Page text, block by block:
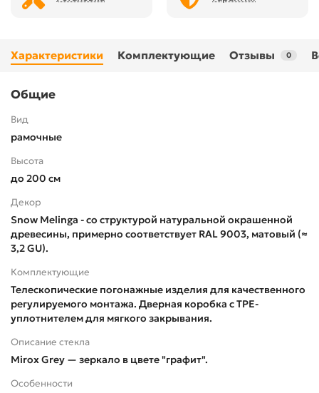
Характеристики Комплектующие Отзывы 0
Общие
Вид
рамочные
Высота
до 200 см
Декор
Snow Melinga - со структурой натуральной окрашенной
древесины, примерно соответствует RAL 9003, матовый (≈
3,2 GU).
Комплектующие
Телескопические погонажные изделия для качественного
регулируемого монтажа. Дверная коробка с TPE-
уплотнителем для мягкого закрывания.
Описание стекла
Mirox Grey — зеркало в цвете "графит".
Особенности